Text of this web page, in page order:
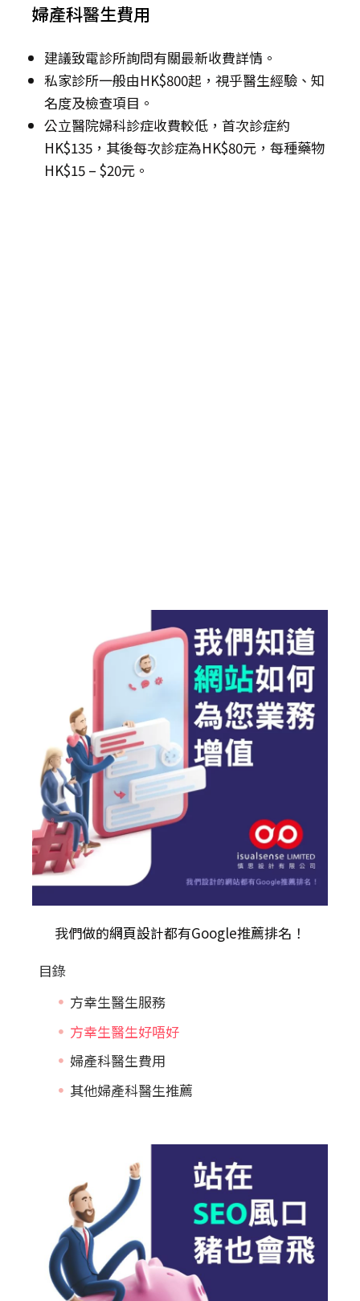
婦產科醫生費用
建議致電診所詢問有關最新收費詳情。
私家診所一般由HK$800起，視乎醫生經驗、知
名度及檢查項目。
公立醫院婦科診症收費較低，首次診症約
HK$135，其後每次診症為HK$80元，每種藥物
HK$15 – $20元。
我們做的網頁設計都有Google推薦排名！
目錄
方幸生醫生服務
方幸生醫生好唔好
婦產科醫生費用
其他婦產科醫生推薦